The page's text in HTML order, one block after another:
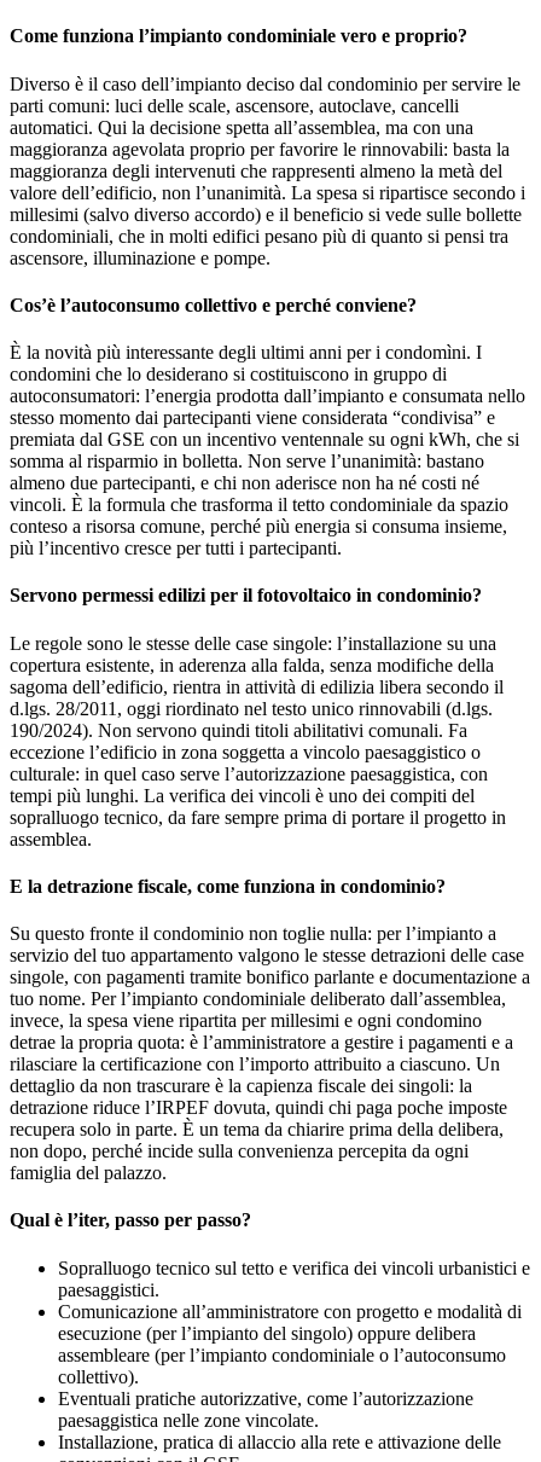
Come funziona l’impianto condominiale vero e proprio?
Diverso è il caso dell’impianto deciso dal condominio per servire le
parti comuni: luci delle scale, ascensore, autoclave, cancelli
automatici. Qui la decisione spetta all’assemblea, ma con una
maggioranza agevolata proprio per favorire le rinnovabili: basta la
maggioranza degli intervenuti che rappresenti almeno la metà del
valore dell’edificio, non l’unanimità. La spesa si ripartisce secondo i
millesimi (salvo diverso accordo) e il beneficio si vede sulle bollette
condominiali, che in molti edifici pesano più di quanto si pensi tra
ascensore, illuminazione e pompe.
Cos’è l’autoconsumo collettivo e perché conviene?
È la novità più interessante degli ultimi anni per i condomìni. I
condomini che lo desiderano si costituiscono in gruppo di
autoconsumatori: l’energia prodotta dall’impianto e consumata nello
stesso momento dai partecipanti viene considerata “condivisa” e
premiata dal GSE con un incentivo ventennale su ogni kWh, che si
somma al risparmio in bolletta. Non serve l’unanimità: bastano
almeno due partecipanti, e chi non aderisce non ha né costi né
vincoli. È la formula che trasforma il tetto condominiale da spazio
conteso a risorsa comune, perché più energia si consuma insieme,
più l’incentivo cresce per tutti i partecipanti.
Servono permessi edilizi per il fotovoltaico in condominio?
Le regole sono le stesse delle case singole: l’installazione su una
copertura esistente, in aderenza alla falda, senza modifiche della
sagoma dell’edificio, rientra in attività di edilizia libera secondo il
d.lgs. 28/2011, oggi riordinato nel testo unico rinnovabili (d.lgs.
190/2024). Non servono quindi titoli abilitativi comunali. Fa
eccezione l’edificio in zona soggetta a vincolo paesaggistico o
culturale: in quel caso serve l’autorizzazione paesaggistica, con
tempi più lunghi. La verifica dei vincoli è uno dei compiti del
sopralluogo tecnico, da fare sempre prima di portare il progetto in
assemblea.
E la detrazione fiscale, come funziona in condominio?
Su questo fronte il condominio non toglie nulla: per l’impianto a
servizio del tuo appartamento valgono le stesse detrazioni delle case
singole, con pagamenti tramite bonifico parlante e documentazione a
tuo nome. Per l’impianto condominiale deliberato dall’assemblea,
invece, la spesa viene ripartita per millesimi e ogni condomino
detrae la propria quota: è l’amministratore a gestire i pagamenti e a
rilasciare la certificazione con l’importo attribuito a ciascuno. Un
dettaglio da non trascurare è la capienza fiscale dei singoli: la
detrazione riduce l’IRPEF dovuta, quindi chi paga poche imposte
recupera solo in parte. È un tema da chiarire prima della delibera,
non dopo, perché incide sulla convenienza percepita da ogni
famiglia del palazzo.
Qual è l’iter, passo per passo?
Sopralluogo tecnico sul tetto e verifica dei vincoli urbanistici e
paesaggistici.
Comunicazione all’amministratore con progetto e modalità di
esecuzione (per l’impianto del singolo) oppure delibera
assembleare (per l’impianto condominiale o l’autoconsumo
collettivo).
Eventuali pratiche autorizzative, come l’autorizzazione
paesaggistica nelle zone vincolate.
Installazione, pratica di allaccio alla rete e attivazione delle